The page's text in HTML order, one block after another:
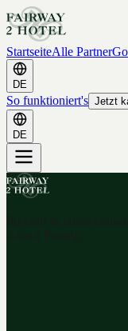
StartseiteAlle Partner
DE
So funktioniert's Jetzt
DE